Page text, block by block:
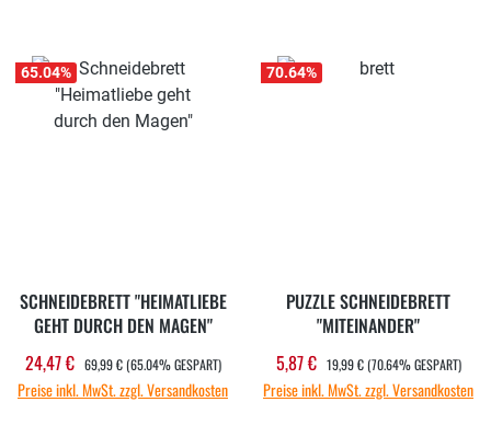
65.04%
SCHNEIDEBRETT "HEIMATLIEBE
GEHT DURCH DEN MAGEN"
Verkaufspreis:
24,47 € REGULÄRER PREIS:
69,99 € (65.04% GESPART)
Preise inkl. MwSt. zzgl. Versandkosten
70.64%
PUZZLE SCHNEIDEBRETT
"MITEINANDER"
Verkaufspreis:
5,87 € REGULÄRER PREIS:
19,99 € (70.64% GESPART)
Preise inkl. MwSt. zzgl. Versandkosten